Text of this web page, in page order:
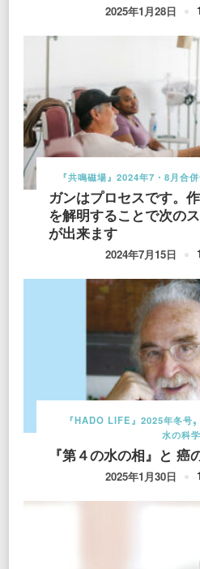
2025年1月28日
『共鳴磁場』2024年7・8月合
ガンはプロセスです。
を解明することで次の
が出来ます
2024年7月15日
『HADO LIFE』2025年冬号
水の科学
『第４の水の相』と 癌
2025年1月30日